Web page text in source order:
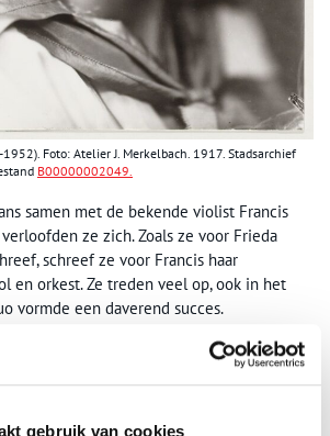
gebruik van cookies
Foto: Atelier J. Merkelbach. 1917. Stadsarchief
B00000002049.
samen met de bekende violist Francis
ze zich. Zoals ze voor Frieda
schreef ze voor Francis haar
en orkest. Ze treden veel op, ook in het
vormde een daverend succes.
In oktober vond de première
met Willem Mengelberg, waarin het
Concertstuk: “Ik ben, geloof ik, een beetje